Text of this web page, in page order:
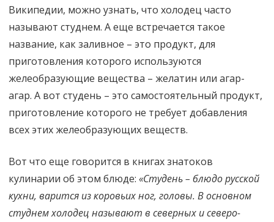
Википедии, можно узнать, что холодец часто
называют студнем. А еще встречается такое
название, как заливное – это продукт, для
приготовления которого используются
желеобразующие вещества – желатин или агар-
агар. А вот студень – это самостоятельный продукт,
приготовление которого не требует добавления
всех этих желеобразующих веществ.
Вот что еще говорится в книгах знатоков
кулинарии об этом блюде: «Студень – блюдо русской
кухни, варится из коровьих ног, головы. В основном
студнем холодец называют в северных и северо-